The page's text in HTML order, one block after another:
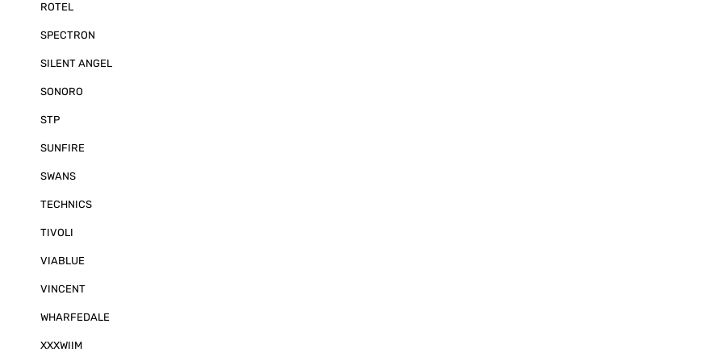
ROTEL
SPECTRON
SILENT ANGEL
SONORO
STP
SUNFIRE
SWANS
TECHNICS
TIVOLI
VIABLUE
VINCENT
WHARFEDALE
XXXWIIM